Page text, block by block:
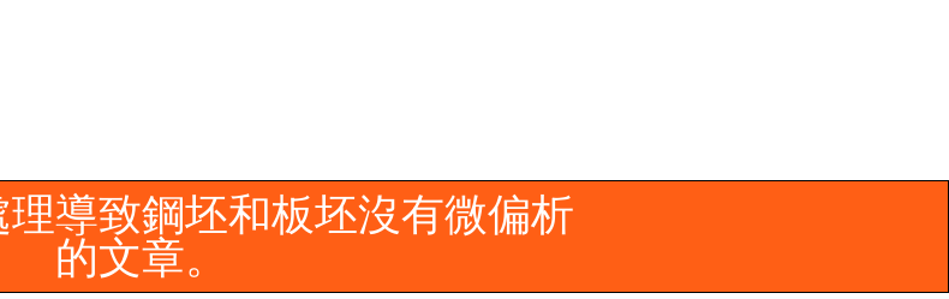
導致鋼坯和板坯沒有微偏析
的文章。